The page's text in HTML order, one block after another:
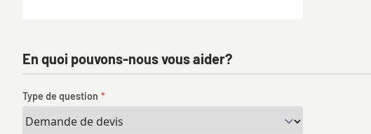
En quoi pouvons-nous vous aider?
Type de question